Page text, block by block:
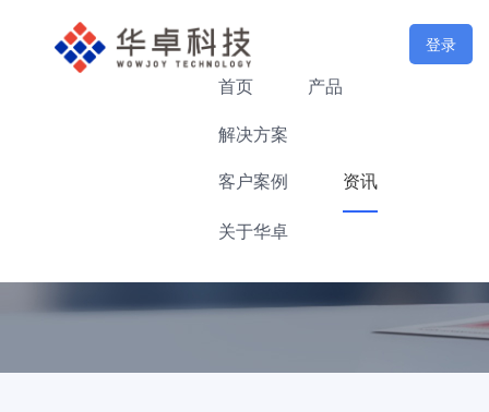
首页
产品
解决方案
客户案例
资讯
关于华卓
登录